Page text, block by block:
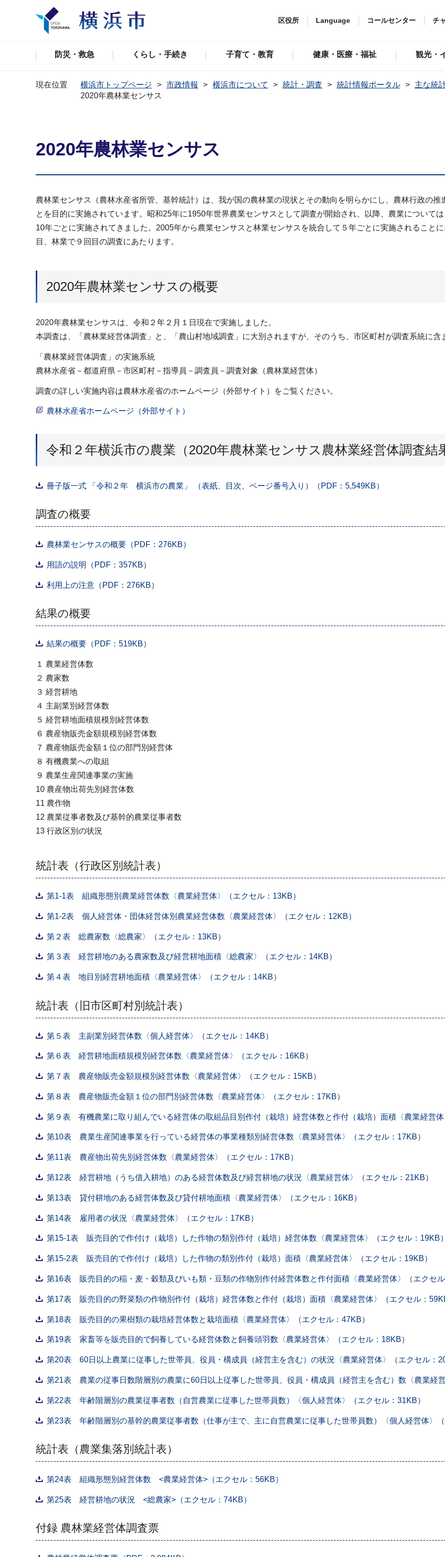
区役所 Language コールセンター チ
防災・救急 くらし・手続き 子育て・教育 健康・医療・福祉 観光・
現在位置 横浜市トップページ 市政情報 横浜市について 統計・調査 統計情報ポータル
主な統
2020年農林業センサス
2020年農林業センサス
農林業センサス（農林水産省所管、基幹統計）は、我が国の農林業の現状とその動向を明らかにし、農林行政の
とを目的に実施されています。昭和25年に1950年世界農業センサスとして調査が開始され、以降、農業について
10年ごとに実施されてきました。2005年から農業センサスと林業センサスを統合して５年ごとに実施されること
目、林業で９回目の調査にあたります。
2020年農林業センサスの概要
2020年農林業センサスは、令和２年２月１日現在で実施しました。
本調査は、「農林業経営体調査」と、「農山村地域調査」に大別されますが、そのうち、市区町村が調査系統に
「農林業経営体調査」の実施系統
農林水産省－都道府県－市区町村－指導員－調査員－調査対象（農林業経営体）
調査の詳しい実施内容は農林水産省のホームページ（外部サイト）をご覧ください。
農林水産省ホームページ（外部サイト）
令和２年横浜市の農業（2020年農林業センサス農林業経営体調査結
冊子版一式 「令和２年 横浜市の農業」 （表紙、目次、ページ番号入り）（PDF：5,549KB）
調査の概要
農林業センサスの概要（PDF：276KB）
用語の説明（PDF：357KB）
利用上の注意（PDF：276KB）
結果の概要
結果の概要（PDF：519KB）
１ 農業経営体数
２ 農家数
３ 経営耕地
４ 主副業別経営体数
５ 経営耕地面積規模別経営体数
６ 農産物販売金額規模別経営体数
７ 農産物販売金額１位の部門別経営体
８ 有機農業への取組
９ 農業生産関連事業の実施
10 農産物出荷先別経営体数
11 農作物
12 農業従事者数及び基幹的農業従事者数
13 行政区別の状況
統計表（行政区別統計表）
第1-1表 組織形態別農業経営体数〈農業経営体〉（エクセル：13KB）
第1-2表 個人経営体・団体経営体別農業経営体数〈農業経営体〉（エクセル：12KB）
第２表 総農家数〈総農家〉（エクセル：13KB）
第３表 経営耕地のある農家数及び経営耕地面積〈総農家〉（エクセル：14KB）
第４表 地目別経営耕地面積〈農業経営体〉（エクセル：14KB）
統計表（旧市区町村別統計表）
第５表 主副業別経営体数〈個人経営体〉（エクセル：14KB）
第６表 経営耕地面積規模別経営体数〈農業経営体〉（エクセル：16KB）
第７表 農産物販売金額規模別経営体数〈農業経営体〉（エクセル：15KB）
第８表 農産物販売金額１位の部門別経営体数〈農業経営体〉（エクセル：17KB）
第９表 有機農業に取り組んでいる経営体の取組品目別作付（栽培）経営体数と作付（栽培）面積〈農業経営
第10表 農業生産関連事業を行っている経営体の事業種類別経営体数〈農業経営体〉（エクセル：17KB）
第11表 農産物出荷先別経営体数〈農業経営体〉（エクセル：17KB）
第12表 経営耕地（うち借入耕地）のある経営体数及び経営耕地の状況〈農業経営体〉（エクセル：21KB）
第13表 貸付耕地のある経営体数及び貸付耕地面積〈農業経営体〉（エクセル：16KB）
第14表 雇用者の状況〈農業経営体〉（エクセル：17KB）
第15-1表 販売目的で作付け（栽培）した作物の類別作付（栽培）経営体数〈農業経営体〉（エクセル：19KB
第15-2表 販売目的で作付け（栽培）した作物の類別作付（栽培）面積〈農業経営体〉（エクセル：19KB）
第16表 販売目的の稲・麦・穀類及びいも類・豆類の作物別作付経営体数と作付面積〈農業経営体〉（エクセ
第17表 販売目的の野菜類の作物別作付（栽培）経営体数と作付（栽培）面積〈農業経営体〉（エクセル：
第18表 販売目的の果樹類の栽培経営体数と栽培面積〈農業経営体〉（エクセル：47KB）
第19表 家畜等を販売目的で飼養している経営体数と飼養頭羽数〈農業経営体〉（エクセル：18KB）
第20表 60日以上農業に従事した世帯員、役員・構成員（経営主を含む）の状況〈農業経営体〉（エクセル：
第21表 農業の従事日数階層別の農業に60日以上従事した世帯員、役員・構成員（経営主を含む）数〈農業経
第22表 年齢階層別の農業従事者数（自営農業に従事した世帯員数）〈個人経営体〉（エクセル：31KB）
第23表 年齢階層別の基幹的農業従事者数（仕事が主で、主に自営農業に従事した世帯員数）〈個人経営体〉
統計表（農業集落別統計表）
第24表 組織形態別経営体数 <農業経営体>（エクセル：56KB）
第25表 経営耕地の状況 <総農家>（エクセル：74KB）
付録 農林業経営体調査票